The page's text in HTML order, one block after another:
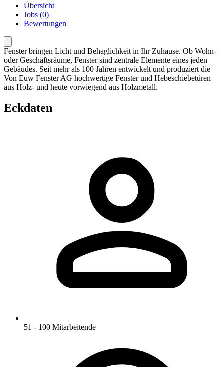
Übersicht
Jobs (0)
Bewertungen
Fenster bringen Licht und Behaglichkeit in Ihr Zuhause. Ob Wohn-
oder Geschäftsräume, Fenster sind zentrale Elemente eines jeden
Gebäudes. Seit mehr als 100 Jahren entwickelt und produziert die
Von Euw Fenster AG hochwertige Fenster und Hebeschiebetüren
aus Holz- und heute vorwiegend aus Holzmetall.
Eckdaten
51 - 100 Mitarbeitende